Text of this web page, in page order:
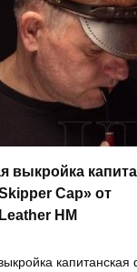
выкройка
Cap» от
HM
капитанская